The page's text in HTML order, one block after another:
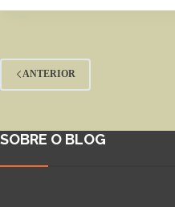
ANTERIOR
SOBRE O BLOG